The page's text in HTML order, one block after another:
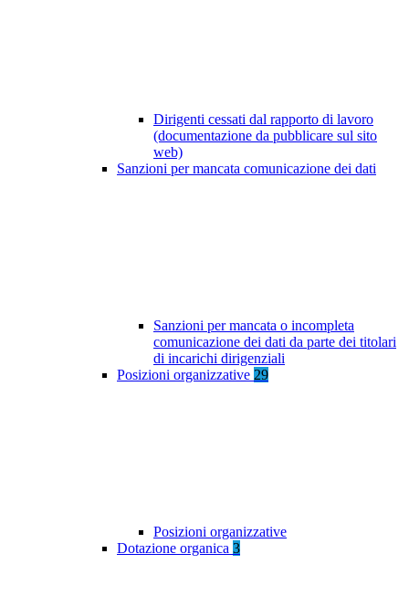
Dirigenti cessati dal rapporto di lavoro
(documentazione da pubblicare sul sito
web)
Sanzioni per mancata comunicazione dei dati
Sanzioni per mancata o incompleta
comunicazione dei dati da parte dei titolari
di incarichi dirigenziali
Posizioni organizzative 29
Posizioni organizzative
Dotazione organica 3